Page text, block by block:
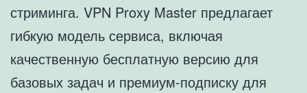
стриминга. VPN Proxy Master предлагает
гибкую модель сервиса, включая
качественную бесплатную версию для
базовых задач и премиум-подписку для